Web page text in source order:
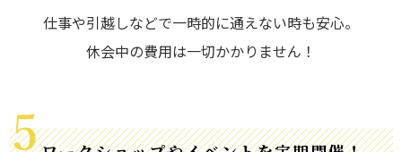
仕事や引越しなどで一時的に通えない時も安心。
休会中の費用は一切かかりません！